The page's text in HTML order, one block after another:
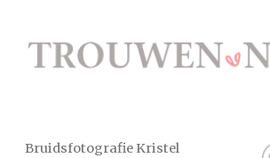
Bruidsfotografie Kristel